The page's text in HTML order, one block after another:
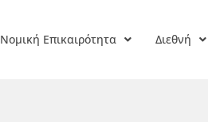
Νομική Επικαιρότητα Διεθνή